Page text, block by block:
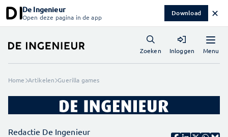
De Ingenieur
Open deze pagina in de app Download ✕
Menu
Zoeken Inloggen
Home Artikelen Guerilla games
Redactie De Ingenieur